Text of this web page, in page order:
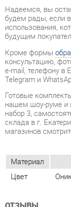
Кроме формы
консультацию,
e-mail, телефону в
Telegram и
нашем шоу-руме и
набор 3,
склада в г.
магазинов
Материал
Цвет
Пока нет отзывов,